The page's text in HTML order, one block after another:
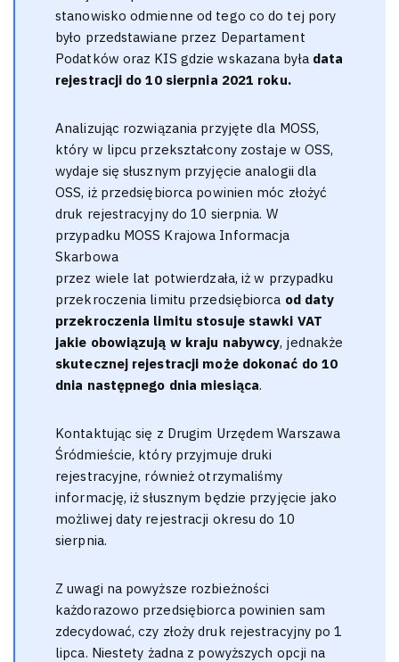
stanowisko odmienne od tego co do tej pory
było przedstawiane przez Departament
Podatków oraz KIS gdzie wskazana była data
rejestracji do 10 sierpnia 2021 roku.
Analizując rozwiązania przyjęte dla MOSS,
który w lipcu przekształcony zostaje w OSS,
wydaje się słusznym przyjęcie analogii dla
OSS, iż przedsiębiorca powinien móc złożyć
druk rejestracyjny do 10 sierpnia. W
przypadku MOSS Krajowa Informacja
Skarbowa
przez wiele lat potwierdzała, iż w przypadku
przekroczenia limitu przedsiębiorca od daty
przekroczenia limitu stosuje stawki VAT
jakie obowiązują w kraju nabywcy, jednakże
skutecznej rejestracji może dokonać do 10
dnia następnego dnia miesiąca.
Kontaktując się z Drugim Urzędem Warszawa
Śródmieście, który przyjmuje druki
rejestracyjne, również otrzymaliśmy
informację, iż słusznym będzie przyjęcie jako
możliwej daty rejestracji okresu do 10
sierpnia.
Z uwagi na powyższe rozbieżności
każdorazowo przedsiębiorca powinien sam
zdecydować, czy złoży druk rejestracyjny po 1
lipca. Niestety żadna z powyższych opcji na